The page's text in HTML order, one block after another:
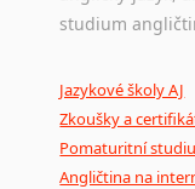
Ostatní
poradny a
studium
Jazykové školy AJ
Zkoušky a
Pomaturitní
Angličtina na